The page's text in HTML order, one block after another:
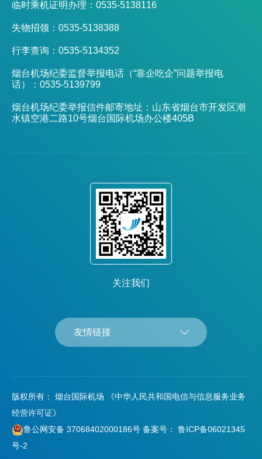
临时乘机证明办理：0535-5138116
失物招领：0535-5138388
行李查询：0535-5134352
烟台机场纪委监督举报电话（“靠企吃企”问题举报电
话）：0535-5139799
烟台机场纪委举报信件邮寄地址：山东省烟台市开发区潮
水镇空港二路10号烟台国际机场办公楼405B
关注我们
友情链接
版权所有： 烟台国际机场 《中华人民共和国电信与信息服务业务
经营许可证》
鲁公网安备 37068402000186号 备案号： 鲁ICP备06021345
号-2